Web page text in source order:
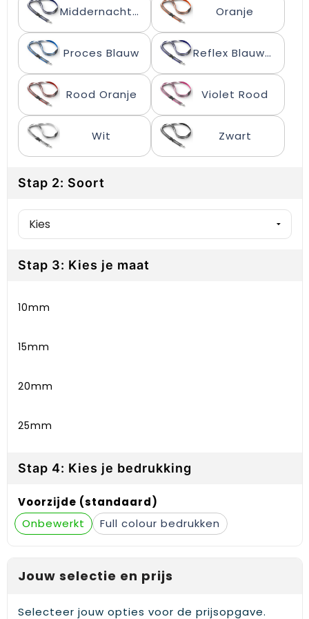
Gehoorbescherming
Schoenentassen
Schoudertassen
Sporttassen
Strandtassen
Toilettassen
Reistassensets
Medailles en prijzen
Nekwarmers
Hoofdbanden
Caps, hoeden en mutsen
Yoga en sportmatten
Middernachtblauw Oranje
Proces Blauw Reflex Blauwe C
Rood Oranje Violet Rood
Wit Zwart
Stap 2: Soort
Stap 3: Kies je maat
10mm
15mm
20mm
25mm
Stap 4: Kies je bedrukking
Voorzijde (standaard)
Onbewerkt
Full colour
Jouw selectie en prijs
Selecteer jouw opties voor de prijsopgave.